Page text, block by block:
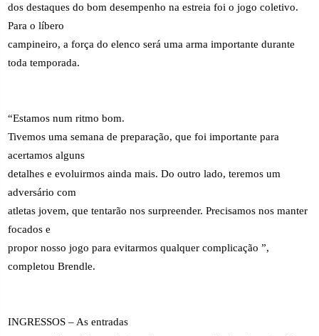
dos destaques do bom desempenho na estreia foi o jogo coletivo.
Para o líbero
campineiro, a força do elenco será uma arma importante durante
toda temporada.
“Estamos num ritmo bom.
Tivemos uma semana de preparação, que foi importante para
acertamos alguns
detalhes e evoluirmos ainda mais. Do outro lado, teremos um
adversário com
atletas jovem, que tentarão nos surpreender. Precisamos nos manter
focados e
propor nosso jogo para evitarmos qualquer complicação ”,
completou Brendle.
INGRESSOS – As entradas